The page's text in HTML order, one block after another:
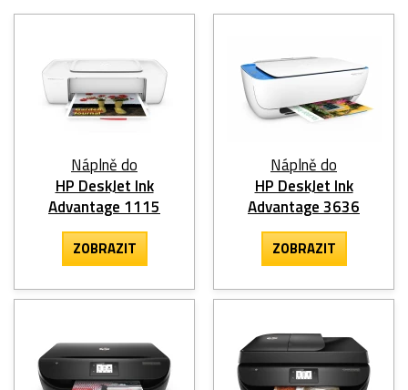
Náplně do
HP DeskJet Ink
Advantage 1115
ZOBRAZIT
Náplně do
HP DeskJet Ink
Advantage 3636
ZOBRAZIT